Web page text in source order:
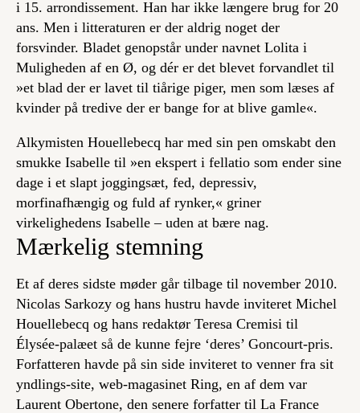
i 15. arrondissement. Han har ikke længere brug for 20
ans. Men i litteraturen er der aldrig noget der
forsvinder. Bladet genopstår under navnet Lolita i
Muligheden af en Ø, og dér er det blevet forvandlet til
»et blad der er lavet til tiårige piger, men som læses af
kvinder på tredive der er bange for at blive gamle«.
Alkymisten Houellebecq har med sin pen omskabt den
smukke Isabelle til »en ekspert i fellatio som ender sine
dage i et slapt joggingsæt, fed, depressiv,
morfinafhængig og fuld af rynker,« griner
virkelighedens Isabelle – uden at bære nag.
Mærkelig stemning
Et af deres sidste møder går tilbage til november 2010.
Nicolas Sarkozy og hans hustru havde inviteret Michel
Houellebecq og hans redaktør Teresa Cremisi til
Élysée-palæet så de kunne fejre ‘deres’ Goncourt-pris.
Forfatteren havde på sin side inviteret to venner fra sit
yndlings-site, web-magasinet Ring, en af dem var
Laurent Obertone, den senere forfatter til La France